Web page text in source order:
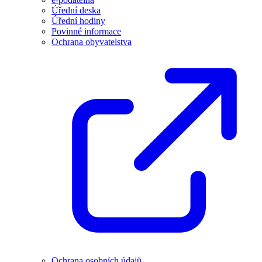
Úřední deska
Úřední hodiny
Povinné informace
Ochrana obyvatelstva